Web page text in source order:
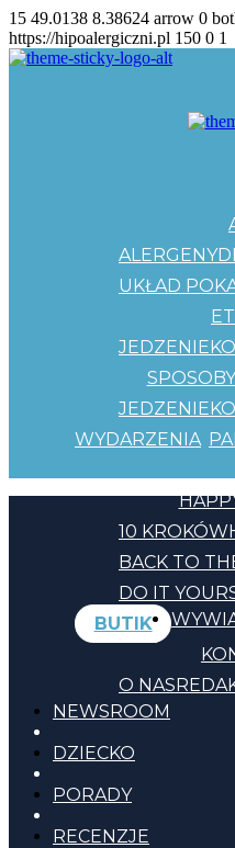
15 49.0138 8.38624 arrow 0
https://hipoalergiczni.pl 150 0 1
ALERGENY
UKŁAD
JEDZENIE
JEDZENIE
WYDARZENIA
10 KROKÓW
BACK TO
DO IT
BUTIK
O NAS
NEWSROOM
DZIECKO
PORADY
RECENZJE